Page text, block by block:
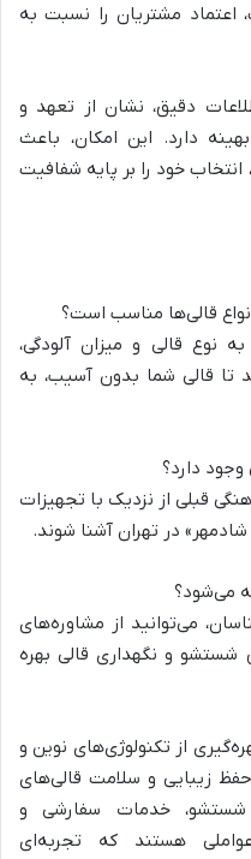
اعتماد مشتریان را نسبت به
دقیق، نشان از تعهد و
دارد. این امکان، باعث
خود را بر پایه شفافیت
قالی‌ها مناسب است؟
نوع قالی و میزان آلودگی،
تا قالی شما بدون آسیب، به
وجود دارد؟
قبلی از نزدیک با تجهیزات
شادمهر» در تهران آشنا شوند.
می‌شود؟
می‌توانید از مشاوره‌های
و نگهداری قالی بهره
از تکنولوژی‌های نوین و
زیبایی و سلامت قالی‌های
شستشو، خدمات سفارشی و
هستند که تجربه‌ای